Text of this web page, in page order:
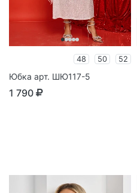
48 50 52
Юбка арт. ШЮ117-5
1 790